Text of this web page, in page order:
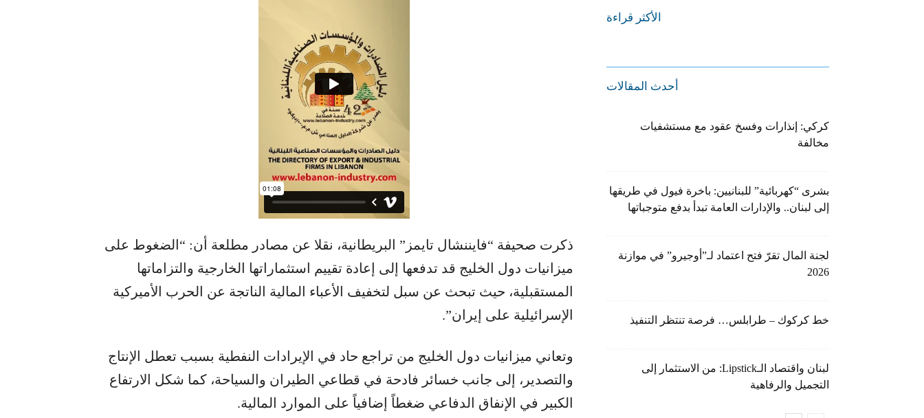
ذكرت صحيفة “فايننشال تايمز” البريطانية، نقلا عن مصادر مطلعة أن: “الضغوط على
ميزانيات دول الخليج قد تدفعها إلى إعادة تقييم استثماراتها الخارجية والتزاماتها
المستقبلية، حيث تبحث عن سبل لتخفيف الأعباء المالية الناتجة عن الحرب الأميركية
الإسرائيلية على إيران”.
وتعاني ميزانيات دول الخليج من تراجع حاد في الإيرادات النفطية بسبب تعطل الإنتاج
والتصدير، إلى جانب خسائر فادحة في قطاعي الطيران والسياحة، كما شكل الارتفاع
الكبير في الإنفاق الدفاعي ضغطاً إضافياً على الموارد المالية.
الأكثر قراءة
أحدث المقالات
كركي: إنذارات وفسخ عقود مع مستشفيات
مخالفة
بشرى “كهربائية” للبنانيين: باخرة فيول في طريقها
إلى لبنان.. والإدارات العامة تبدأ بدفع متوجباتها
لجنة المال تقرّ فتح اعتماد لـ”أوجيرو” في موازنة
2026
خط كركوك – طرابلس… فرصة تنتظر التنفيذ
لبنان واقتصاد الـLipstick: من الاستثمار إلى
التجميل والرفاهية